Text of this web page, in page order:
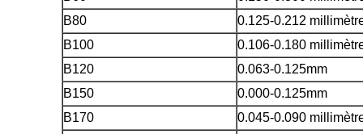
B80
0.125-0.212
B100
0.106-0.180
B120
0.063-0.125mm
B150
0.000-0.125mm
B170
0.045-0.090